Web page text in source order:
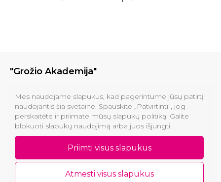
"Grožio Akademija"
Klinikos
Informacija pirkėjams
Mes naudojame slapukus, kad pagerintume jūsų patirtį
naudojantis šia svetaine. Spauskite „Patvirtinti“, jog
perskaitėte ir priimate mūsų slapukų politiką. Galite
blokuoti slapukų naudojimą arba juos išjungti .
Priimti visus slapukus
Atmesti visus slapukus